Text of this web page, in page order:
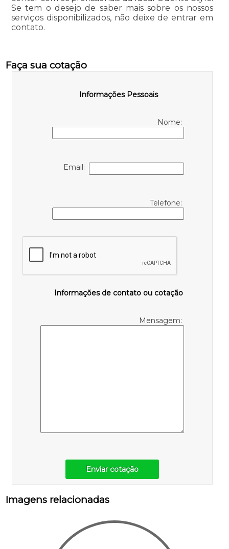
Se tem o desejo de saber mais sobre os nossos
serviços disponibilizados, não deixe de entrar em
contato.
Faça sua cotação
Informações Pessoais
Nome:
Email:
Telefone:
Informações de contato ou cotação
Mensagem:
Enviar cotação
Imagens relacionadas